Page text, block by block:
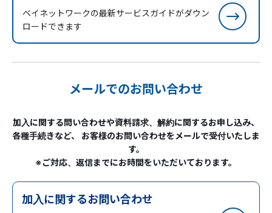
ベイネットワークの最新サービスガイドがダウン
ロードできます
メールでのお問い合わせ
加入に関する問い合わせや資料請求、解約に関するお申し込み、
各種手続きなど、
お客様のお問い合わせをメールで受付いたしま
す。
※ご対応、返信までにお時間をいただいております。
加入に関するお問い合わせ